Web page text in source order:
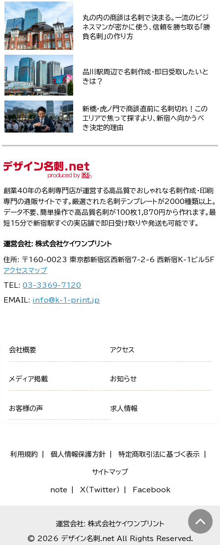
丸の内の商談は名刺で決まる。一流のビジ
ネスマンが密かに使う、信頼を勝ち取る「勝
負名刺」の作り方
品川駅周辺で名刺作成・即日受取したいと
きは？
新橋・虎ノ門で商談直前に名刺切れ！この
エリアで焦って探すより、新宿へ向かうべ
き決定的理由
創業40年の名刺専門店が運営する高品質でおしゃれな名刺作成・印刷
専門の通販サイトです。厳選された名刺テンプレートが2000種類以上。
データ不要、簡単操作で高品質名刺が100枚1,870円から作れます。最
短15分で新宿駅すぐの実店舗で即日受け取りや発送も可能です。
運営会社: 株式会社ケイワンプリント
住所: 〒160-0023 東京都新宿区西新宿7-2-6 西新宿K-1ビル5F
アクセスマップ
TEL:03-3369-7120
EMAIL: info@k-1-print.jp
会社概要 アクセス
メディア掲載 お知らせ
お客様の声 求人情報
利用規約 個人情報保護方針 特定商取引法に基づく表示
サイトマップ
note X（Twitter） Facebook
運営会社: 株式会社ケイワンプリント
© 2026 デザイン名刺.net All Rights Reserved.